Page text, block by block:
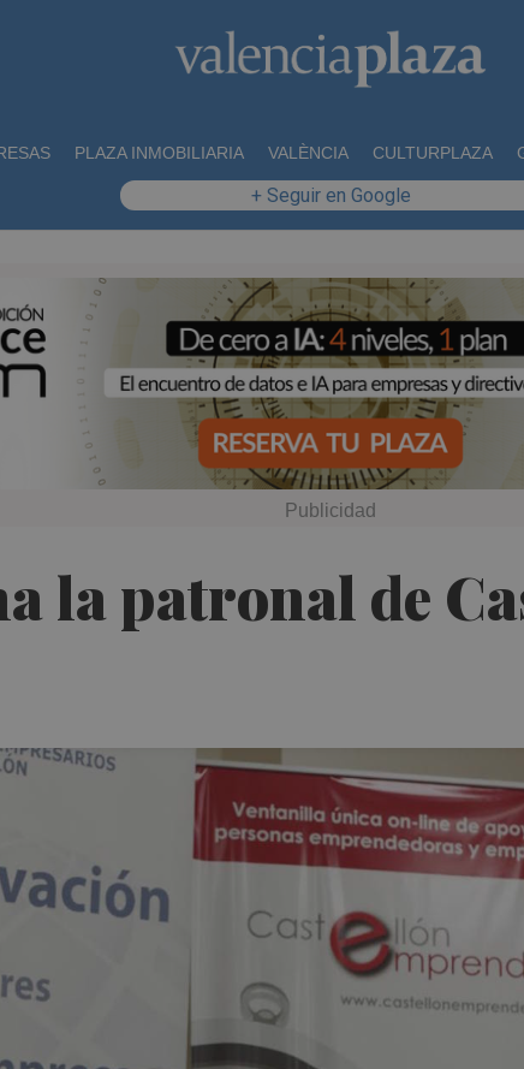
PLAZA INMOBILIARIA VALÈNCIA CULTURPLAZA
+ Seguir en Google
la patronal de